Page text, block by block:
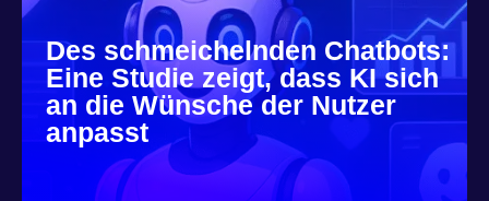
Des schmeichelnden Chatbots:
Eine Studie zeigt, dass KI sich
an die Wünsche der Nutzer
anpasst